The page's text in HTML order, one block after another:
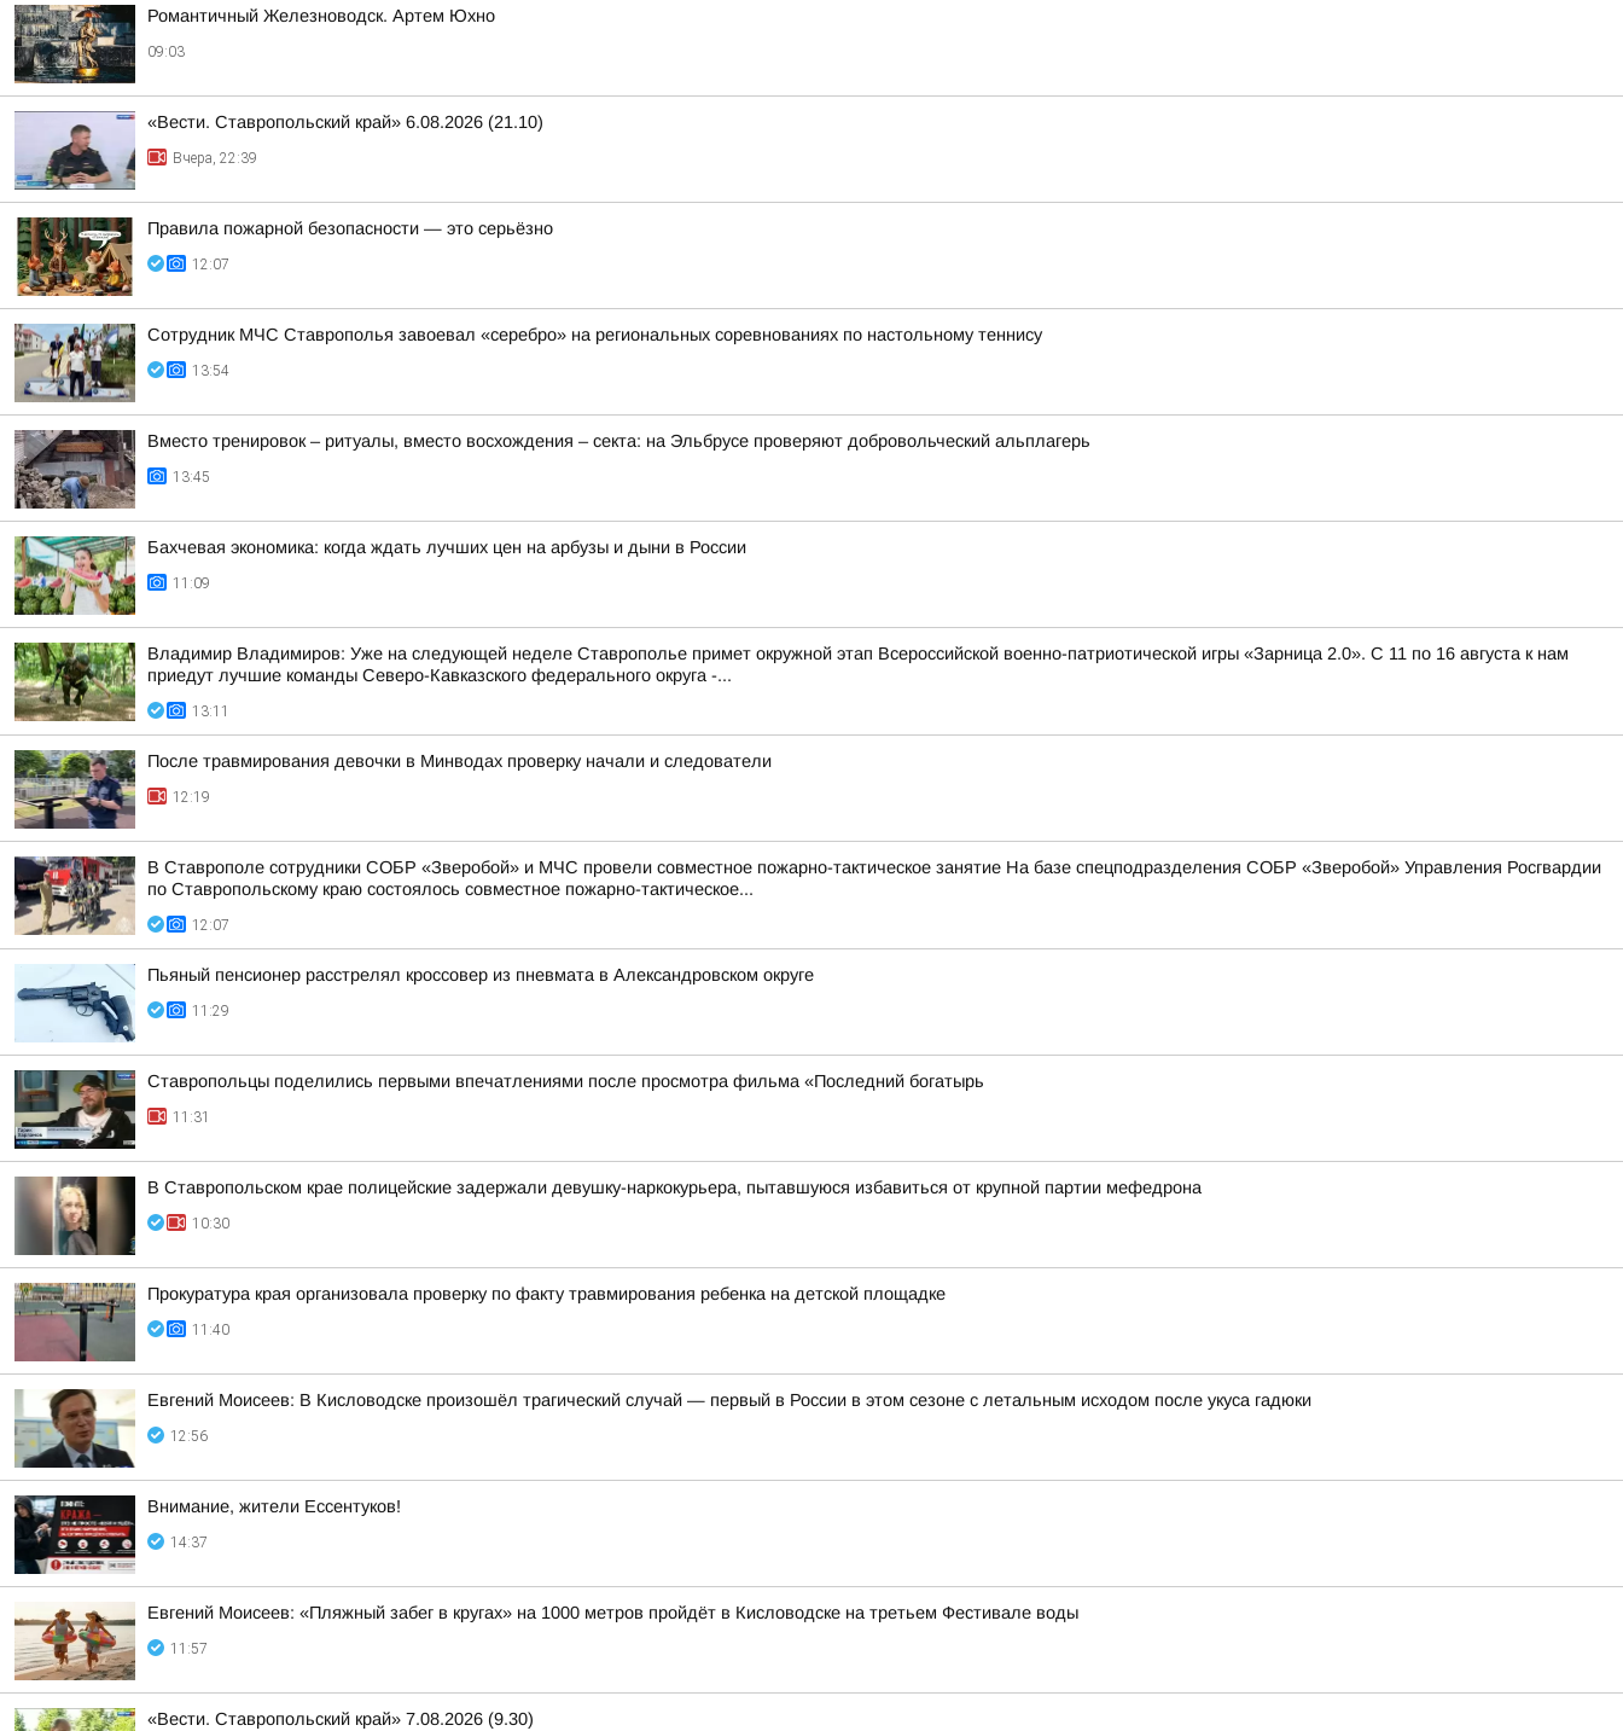
Романтичный Железноводск. Артем Юхно
09:03
«Вести. Ставропольский край» 6.08.2026 (21.10)
Вчера, 22:39
Правила пожарной безопасности — это серьёзно
12:07
Сотрудник МЧС Ставрополья завоевал «серебро» на региональных соревнованиях по настольному теннису
13:54
Вместо тренировок – ритуалы, вместо восхождения – секта: на Эльбрусе проверяют добровольческий альплагерь
13:45
Бахчевая экономика: когда ждать лучших цен на арбузы и дыни в России
11:09
Владимир Владимиров: Уже на следующей неделе Ставрополье примет окружной этап Всероссийской военно-патриотической игры «Зарница 2.0». С 11 по 16 августа к нам
приедут лучшие команды Северо-Кавказского федерального округа -...
13:11
После травмирования девочки в Минводах проверку начали и следователи
12:19
В Ставрополе сотрудники СОБР «Зверобой» и МЧС провели совместное пожарно-тактическое занятие На базе спецподразделения СОБР «Зверобой» Управления Росгвардии
по Ставропольскому краю состоялось совместное пожарно-тактическое...
12:07
Пьяный пенсионер расстрелял кроссовер из пневмата в Александровском округе
11:29
Ставропольцы поделились первыми впечатлениями после просмотра фильма «Последний богатырь
11:31
В Ставропольском крае полицейские задержали девушку-наркокурьера, пытавшуюся избавиться от крупной партии мефедрона
10:30
Прокуратура края организовала проверку по факту травмирования ребенка на детской площадке
11:40
Евгений Моисеев: В Кисловодске произошёл трагический случай — первый в России в этом сезоне с летальным исходом после укуса гадюки
12:56
Внимание, жители Ессентуков!
14:37
Евгений Моисеев: «Пляжный забег в кругах» на 1000 метров пройдёт в Кисловодске на третьем Фестивале воды
11:57
«Вести. Ставропольский край» 7.08.2026 (9.30)